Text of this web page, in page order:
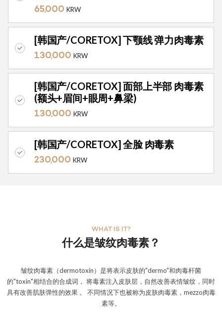
65,000 KRW
[韩国产/CORETOX] 下颚线 弹力肉毒素
130,000 KRW
[韩国产/CORETOX] 面部上半部 肉毒素
(额头+眉间+眼周+鼻梁)
130,000 KRW
[韩国产/CORETOX] 全脸 肉毒素
230,000 KRW
什么是皱纹肉毒素？
WHAT IS IT?
皱纹肉毒素（dermotoxin）是将表示皮肤的"dermo"和肉毒杆菌
的"toxin"相结合的合成词， 将毒素注入皮肤层，自然改善表情皱纹，同时
具有改善肌肤弹性的效果 。 不同情况下也被称为皮肤肉毒素，mezzo肉毒
素等。